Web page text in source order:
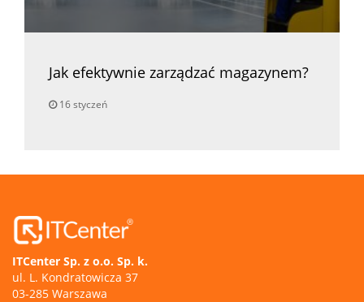
Jak efektywnie zarządzać magazynem?
16 styczeń
ITCenter Sp. z o.o. Sp. k.
ul. L. Kondratowicza 37
03-285 Warszawa